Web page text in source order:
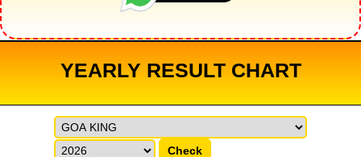
YEARLY RESULT CHART
Check